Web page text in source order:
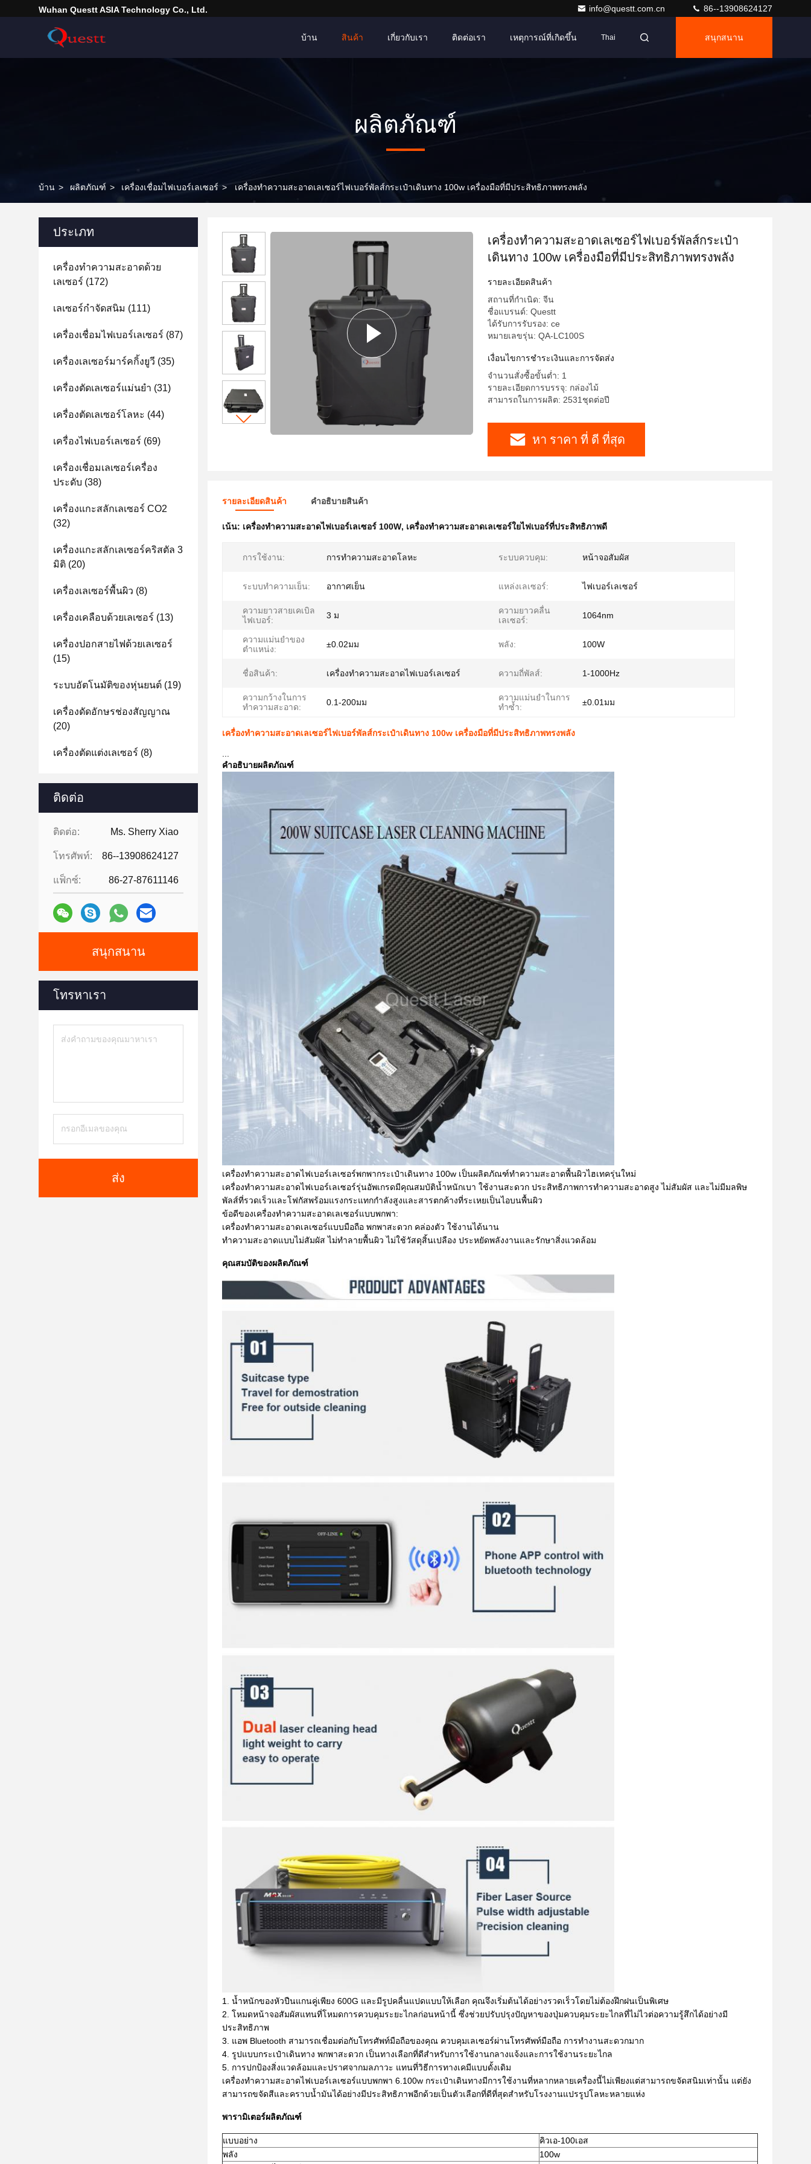
Wuhan Questt ASIA Technology Co., Ltd. info@questt.com.cn 86--13908624127
บ้าน สินค้า เกี่ยวกับเรา ติดต่อเรา เหตุการณ์ที่เกิดขึ้น Thai สนุกสนาน
ผลิตภัณฑ์
บ้าน > ผลิตภัณฑ์ > เครื่องเชื่อมไฟเบอร์เลเซอร์ > เครื่องทำความสะอาดเลเซอร์ไฟเบอร์พัลส์กระเป๋าเดินทาง 100w เครื่องมือที่มีประสิทธิภาพทรงพลัง
ประเภท
เครื่องทำความสะอาดด้วย
เลเซอร์ (172)
เลเซอร์กำจัดสนิม (111)
เครื่องเชื่อมไฟเบอร์เลเซอร์ (87)
เครื่องเลเซอร์มาร์คกิ้งยูวี (35)
เครื่องตัดเลเซอร์แม่นยำ (31)
เครื่องตัดเลเซอร์โลหะ (44)
เครื่องไฟเบอร์เลเซอร์ (69)
เครื่องเชื่อมเลเซอร์เครื่อง
ประดับ (38)
เครื่องแกะสลักเลเซอร์ CO2
(32)
เครื่องแกะสลักเลเซอร์คริสตัล 3
มิติ (20)
เครื่องเลเซอร์พื้นผิว (8)
เครื่องเคลือบด้วยเลเซอร์ (13)
เครื่องปอกสายไฟด้วยเลเซอร์
(15)
ระบบอัตโนมัติของหุ่นยนต์ (19)
เครื่องดัดอักษรช่องสัญญาณ
(20)
เครื่องตัดแต่งเลเซอร์ (8)
ติดต่อ
ติดต่อ: Ms. Sherry Xiao
โทรศัพท์: 86--13908624127
แฟ็กซ์: 86-27-87611146
สนุกสนาน
โทรหาเรา
ส่ง
เครื่องทำความสะอาดเลเซอร์ไฟเบอร์พัลส์กระเป๋า
เดินทาง 100w เครื่องมือที่มีประสิทธิภาพทรงพลัง
รายละเอียดสินค้า
สถานที่กำเนิด: จีน
ชื่อแบรนด์: Questt
ได้รับการรับรอง: ce
หมายเลขรุ่น: QA-LC100S
เงื่อนไขการชําระเงินและการจัดส่ง
จำนวนสั่งซื้อขั้นต่ำ: 1
รายละเอียดการบรรจุ: กล่องไม้
สามารถในการผลิต: 2531ชุดต่อปี
หา ราคา ที่ ดี ที่สุด
รายละเอียดสินค้า คําอธิบายสินค้า
เน้น: เครื่องทําความสะอาดไฟเบอร์เลเซอร์ 100W, เครื่องทําความสะอาดเลเซอร์ใยไฟเบอร์ที่ประสิทธิภาพดี
การใช้งาน: การทำความสะอาดโลหะ ระบบควบคุม: หน้าจอสัมผัส
ระบบทำความเย็น: อากาศเย็น แหล่งเลเซอร์: ไฟเบอร์เลเซอร์
ความยาวสายเคเบิล
ไฟเบอร์:
3 ม
ความยาวคลื่น
เลเซอร์:
1064nm
ความแม่นยำของ
ตำแหน่ง:
±0.02มม พลัง: 100W
ชื่อสินค้า: เครื่องทำความสะอาดไฟเบอร์เลเซอร์ ความถี่พัลส์: 1-1000Hz
ความกว้างในการ
ทำความสะอาด:
0.1-200มม
ความแม่นยำในการ
ทำซ้ำ:
±0.01มม
เครื่องทำความสะอาดเลเซอร์ไฟเบอร์พัลส์กระเป๋าเดินทาง 100w เครื่องมือที่มีประสิทธิภาพทรงพลัง
คำอธิบายผลิตภัณฑ์
เครื่องทำความสะอาดไฟเบอร์เลเซอร์พกพากระเป๋าเดินทาง 100w เป็นผลิตภัณฑ์ทำความสะอาดพื้นผิวไฮเทครุ่นใหม่
เครื่องทำความสะอาดไฟเบอร์เลเซอร์รุ่นอัพเกรดมีคุณสมบัติน้ำหนักเบา ใช้งานสะดวก ประสิทธิภาพการทำความสะอาดสูง ไม่สัมผัส และไม่มีมลพิษ
พัลส์ที่รวดเร็วและโฟกัสพร้อมแรงกระแทกกำลังสูงและสารตกค้างที่ระเหยเป็นไอบนพื้นผิว
ข้อดีของเครื่องทำความสะอาดเลเซอร์แบบพกพา:
เครื่องทำความสะอาดเลเซอร์แบบมือถือ พกพาสะดวก คล่องตัว ใช้งานได้นาน
ทำความสะอาดแบบไม่สัมผัส ไม่ทำลายพื้นผิว ไม่ใช้วัสดุสิ้นเปลือง ประหยัดพลังงานและรักษาสิ่งแวดล้อม
คุณสมบัติของผลิตภัณฑ์
1. น้ำหนักของหัวปืนแกนคู่เพียง 600G และมีรูปคลื่นแปดแบบให้เลือก คุณจึงเริ่มต้นได้อย่างรวดเร็วโดยไม่ต้องฝึกฝนเป็นพิเศษ
2. โหมดหน้าจอสัมผัสแทนที่โหมดการควบคุมระยะไกลก่อนหน้านี้ ซึ่งช่วยปรับปรุงปัญหาของปุ่มควบคุมระยะไกลที่ไม่ไวต่อความรู้สึกได้อย่างมี
ประสิทธิภาพ
3. แอพ Bluetooth สามารถเชื่อมต่อกับโทรศัพท์มือถือของคุณ ควบคุมเลเซอร์ผ่านโทรศัพท์มือถือ การทำงานสะดวกมาก
4. รูปแบบกระเป๋าเดินทาง พกพาสะดวก เป็นทางเลือกที่ดีสำหรับการใช้งานกลางแจ้งและการใช้งานระยะไกล
5. การปกป้องสิ่งแวดล้อมและปราศจากมลภาวะ แทนที่วิธีการทางเคมีแบบดั้งเดิม
เครื่องทำความสะอาดไฟเบอร์เลเซอร์แบบพกพา 6.100w กระเป๋าเดินทางมีการใช้งานที่หลากหลายเครื่องนี้ไม่เพียงแต่สามารถขจัดสนิมเท่านั้น แต่ยัง
สามารถขจัดสีและคราบน้ำมันได้อย่างมีประสิทธิภาพอีกด้วยเป็นตัวเลือกที่ดีที่สุดสำหรับโรงงานแปรรูปโลหะหลายแห่ง
พารามิเตอร์ผลิตภัณฑ์
แบบอย่าง
คิวเอ-100เอส
พลัง
100w